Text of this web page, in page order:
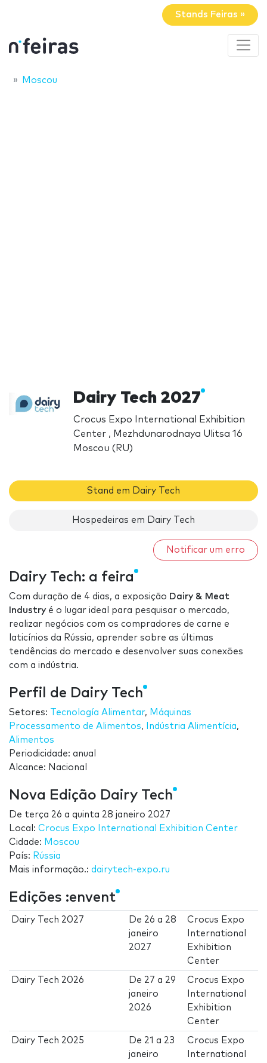
Stands Feiras »
Moscou
Dairy Tech 2027
Crocus Expo International Exhibition
Center , Mezhdunarodnaya Ulitsa 16
Moscou (RU)
Stand em Dairy Tech
Hospedeiras em Dairy Tech
Notificar um erro
Dairy Tech: a feira
Com duração de 4 dias, a exposição Dairy & Meat
Industryé o lugar ideal para pesquisar o mercado,
realizar negócios com os compradores de carne e
laticínios da Rússia, aprender sobre as últimas
tendências do mercado e desenvolver suas conexões
com a indústria.
Perfil de Dairy Tech
Setores: Tecnología Alimentar, Máquinas
Processamento de Alimentos, Indústria Alimentícia,
Alimentos
Periodicidade: anual
Alcance: Nacional
Nova Edição Dairy Tech
De terça 26 a quinta 28 janeiro 2027
Local: Crocus Expo International Exhibition Center
Cidade: Moscou
País: Rússia
Mais informação.: dairytech-expo.ru
Edições :envent
Dairy Tech 2027 De 26 a 28
janeiro
2027
Crocus Expo
International
Exhibition
Center
Dairy Tech 2026 De 27 a 29
janeiro
2026
Crocus Expo
International
Exhibition
Center
Dairy Tech 2025 De 21 a 23
janeiro
Crocus Expo
International